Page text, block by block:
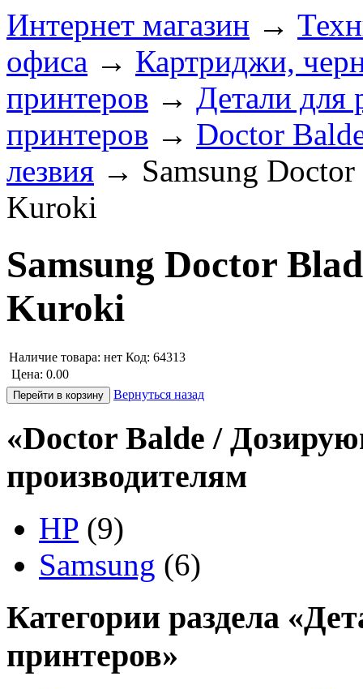
Интернет магазин →
офиса → Картриджи,
принтеров → Детали для
принтеров → Doctor
лезвия → Samsung
Kuroki
Samsung Doctor
Kuroki
Наличие товара: нет Код: 64313
Цена: 0.00
Вернуться назад
«Doctor Balde /
производителям
HP (9)
Samsung (6)
Категории раздела
принтеров»